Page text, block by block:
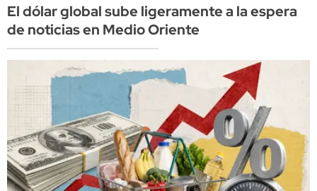
El dólar global sube ligeramente a la espera
de noticias en Medio Oriente